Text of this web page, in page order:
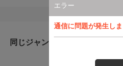
エラー
通信に問題が発生し
同じジャンルのおすすめ番組